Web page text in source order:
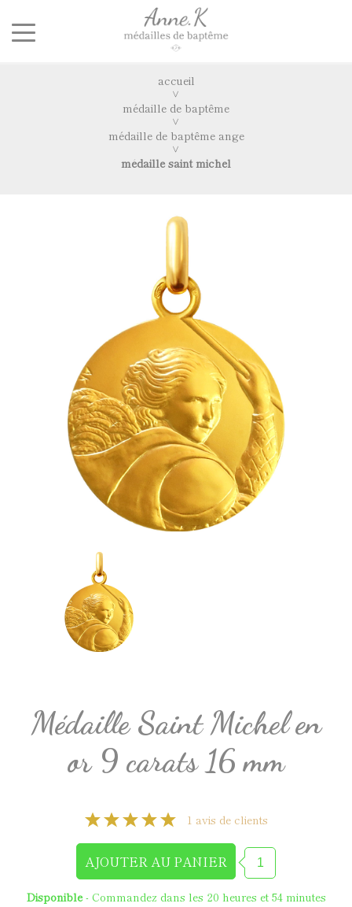
accueil
médaille de baptême
médaille de baptême ange
médaille saint michel
Médaille Saint Michel en
or 9 carats 16 mm
1 avis de clients
Disponible- Commandez dans les 20 heures et 54 minutes